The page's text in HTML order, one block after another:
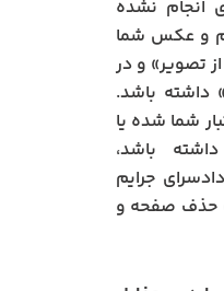
انجام نشده
و عکس شما
تصویر» و در
داشته باشد.
شما شده یا
باشد،
جرایم
حذف صفحه و